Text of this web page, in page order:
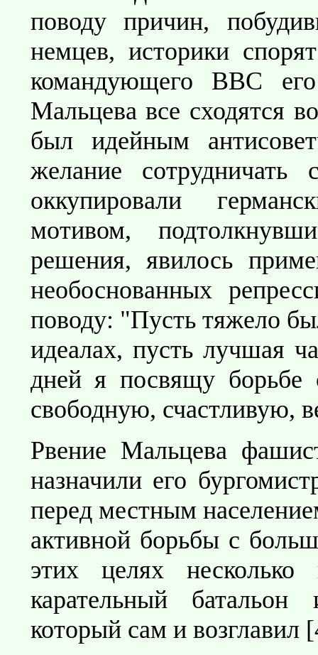
поводу причин,
немцев, историки
командующего ВВС
Мальцева все сходятся
был идейным
желание
оккупировали
мотивом,
решения, явилось
необоснованных
поводу: "Пусть тяжело
идеалах, пусть лучшая
дней я посвящу борьбе
свободную, счастливую,
Рвение Мальцева
назначили его
перед местным
активной борьбы с
этих целях
карательный
который сам и возглавил